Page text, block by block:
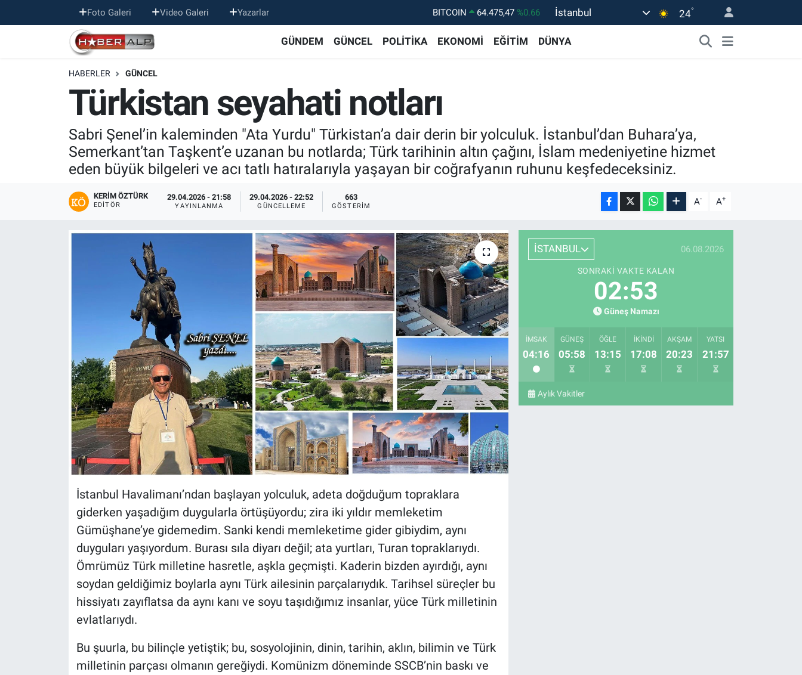
Foto Galeri Video Galeri Yazarlar DOLAR 47,5971 %0.05
55,1336
%0.18
İstanbul 24°
GÜNDEM GÜNCEL POLİTİKA EKONOMİ EĞİTİM DÜNYA
HABERLER GÜNCEL
Türkistan seyahati notları
Sabri Şenel’in kaleminden "Ata Yurdu" Türkistan’a dair derin bir yolculuk. İstanbul’dan Buhara’ya,
Semerkant’tan Taşkent’e uzanan bu notlarda; Türk tarihinin altın çağını, İslam medeniyetine hizmet
eden büyük bilgeleri ve acı tatlı hatıralarıyla yaşayan bir coğrafyanın ruhunu keşfedeceksiniz.
KERIM ÖZTÜRK
EDITÖR
29.04.2026 - 21:58
YAYINLANMA
29.04.2026 - 22:52
GÜNCELLEME
663
GÖSTERIM A- A+
İstanbul Havalimanı’ndan başlayan yolculuk, adeta doğduğum topraklara
giderken yaşadığım duygularla örtüşüyordu; zira iki yıldır memleketim
Gümüşhane’ye gidemedim. Sanki kendi memleketime gider gibiydim, aynı
duyguları yaşıyordum. Burası sıla diyarı değil; ata yurtları, Turan topraklarıydı.
Ömrümüz Türk milletine hasretle, aşkla geçmişti. Kaderin bizden ayırdığı, aynı
soydan geldiğimiz boylarla aynı Türk ailesinin parçalarıydık. Tarihsel süreçler bu
hissiyatı zayıflatsa da aynı kanı ve soyu taşıdığımız insanlar, yüce Türk milletinin
evlatlarıydı.
Bu şuurla, bu bilinçle yetiştik; bu, sosyolojinin, dinin, tarihin, aklın, bilimin ve Türk
milletinin parçası olmanın gereğiydi. Komünizm döneminde SSCB’nin baskı ve
İSTANBUL 06.08.2026
SONRAKI VAKTE KALAN
02:52
Güneş Namazı
İMSAK
04:16
GÜNEŞ
05:58
ÖĞLE
13:15
İKINDI
17:08
AKŞAM
20:23
YATSI
21:57
Aylık Vakitler
Nöbetçi Eczaneler
Hava Durumu
Trafik Durumu
Süper Lig Puan Durumu ve Fikstür
Tüm Manşetler
Son Dakika Haberleri